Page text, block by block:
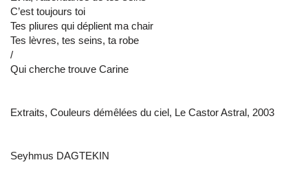
C’est toujours toi
Tes pliures qui déplient ma chair
Tes lèvres, tes seins, ta robe
/
Qui cherche trouve Carine
Extraits, Couleurs démêlées du ciel, Le Castor Astral, 2003
Seyhmus DAGTEKIN